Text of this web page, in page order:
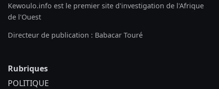
Kewoulo.info est le premier site d'investigation de l'Afrique
de l'Ouest
Directeur de publication : Babacar Touré
Rubriques
POLITIQUE